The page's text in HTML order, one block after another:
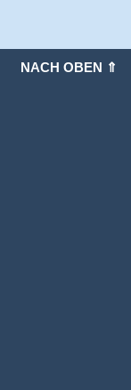
NACH OBEN ⇑